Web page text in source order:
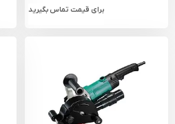
برای قیمت تماس بگیرید